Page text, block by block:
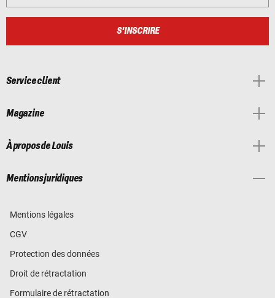
S'INSCRIRE
Service client
Magazine
À propos de Louis
Mentions juridiques
Mentions légales
CGV
Protection des données
Droit de rétractation
Formulaire de rétractation